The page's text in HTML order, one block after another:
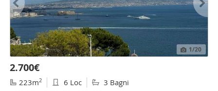
1/20
2.700€
223m2 6 Loc 3 Bagni